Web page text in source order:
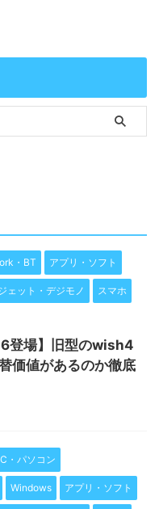
・BT アプリ・ソフト
ェット・デジモノ スマホ
登場】旧型のwish4
価値があるのか徹底
・パソコン
Windows アプリ・ソフト